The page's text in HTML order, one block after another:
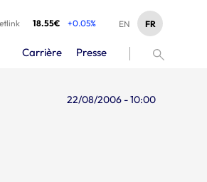
18.55€ +0.05% FR
EN
Carrière Presse
22/08/2006 - 10:00